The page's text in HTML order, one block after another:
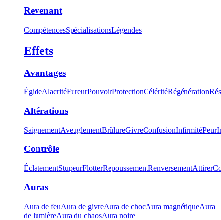
Revenant
CompétencesSpécialisationsLégendes
Effets
Avantages
ÉgideAlacritéFureurPouvoirProtectionCéléritéRégénération
Altérations
SaignementAveuglementBrûlureGivreConfusionInfirmitéPeur
Contrôle
ÉclatementStupeurFlotterRepoussementRenversementAttirer
Auras
Aura de feuAura de givreAura de chocAura magnétiqueAura
de lumièreAura du chaosAura noire